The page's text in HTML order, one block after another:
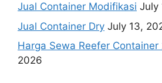
Jual Container Modifikasi July
Jual Container Dry July 13,
Harga Sewa Reefer Container
2026